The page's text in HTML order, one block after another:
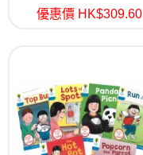
優惠價 HK$309.60